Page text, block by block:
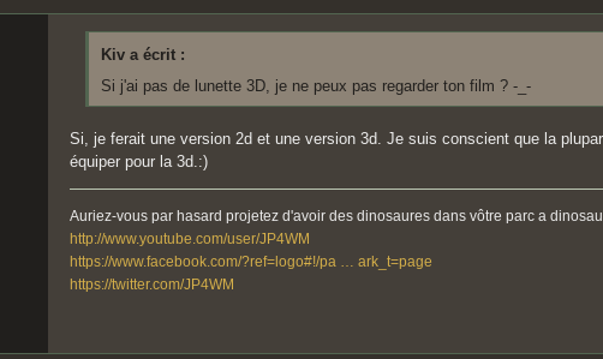
Kiv a écrit :
Si j'ai pas de lunette 3D, je ne peux pas regarder ton film ? -_-
Si, je ferait une version 2d et une version 3d. Je suis conscient que la
équiper pour la 3d.:)
Auriez-vous par hasard projetez d'avoir des dinosaures dans vôtre parc a
http://www.youtube.com/user/JP4WM
https://www.facebook.com/?ref=logo#!/pa … ark_t=page
https://twitter.com/JP4WM